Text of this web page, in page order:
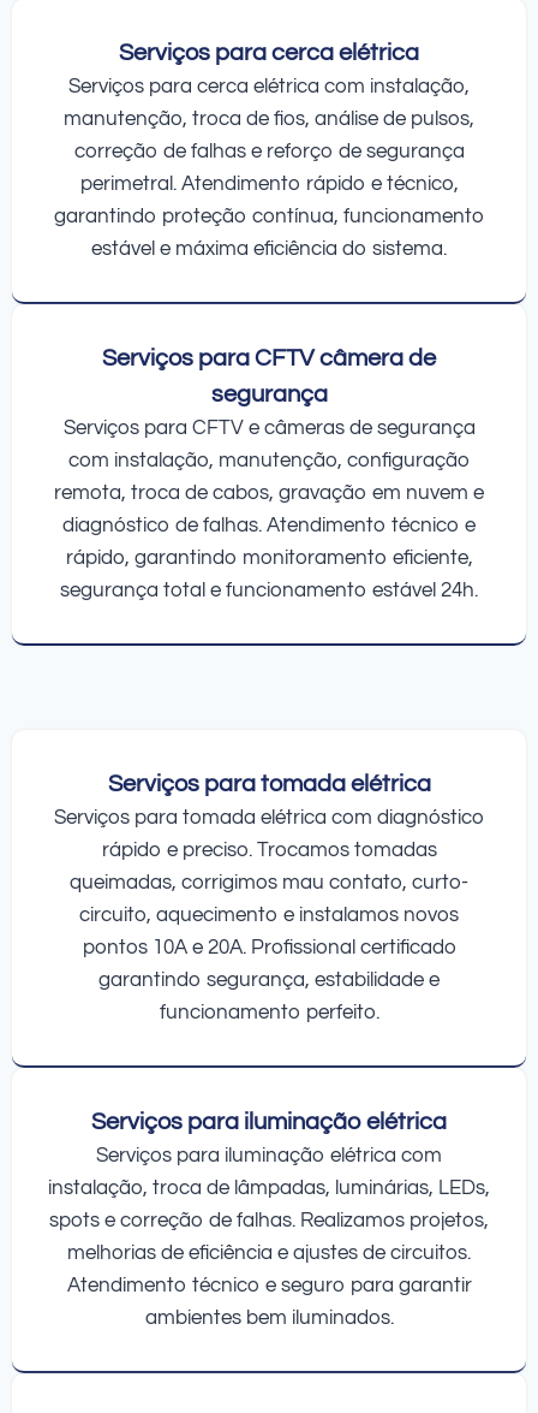
Serviços para cerca elétrica
Serviços para cerca elétrica com instalação,
manutenção, troca de fios, análise de pulsos,
correção de falhas e reforço de segurança
perimetral. Atendimento rápido e técnico,
garantindo proteção contínua, funcionamento
estável e máxima eficiência do sistema.
Serviços para CFTV câmera de
segurança
Serviços para CFTV e câmeras de segurança
com instalação, manutenção, configuração
remota, troca de cabos, gravação em nuvem e
diagnóstico de falhas. Atendimento técnico e
rápido, garantindo monitoramento eficiente,
segurança total e funcionamento estável 24h.
Serviços para tomada elétrica
Serviços para tomada elétrica com diagnóstico
rápido e preciso. Trocamos tomadas
queimadas, corrigimos mau contato, curto-
circuito, aquecimento e instalamos novos
pontos 10A e 20A. Profissional certificado
garantindo segurança, estabilidade e
funcionamento perfeito.
Serviços para iluminação elétrica
Serviços para iluminação elétrica com
instalação, troca de lâmpadas, luminárias, LEDs,
spots e correção de falhas. Realizamos projetos,
melhorias de eficiência e ajustes de circuitos.
Atendimento técnico e seguro para garantir
ambientes bem iluminados.